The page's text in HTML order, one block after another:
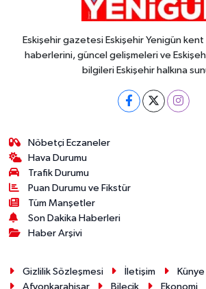
Eskişehir gazetesi Eskişehir Yenigün
haberlerini, güncel gelişmeleri ve
bilgileri Eskişehir halkına
Nöbetçi Eczaneler
Hava Durumu
Trafik Durumu
Puan Durumu ve Fikstür
Tüm Manşetler
Son Dakika Haberleri
Haber Arşivi
Gizlilik Sözleşmesi İletişim Künye
Afyonkarahisar
Bilecik Ekonomi